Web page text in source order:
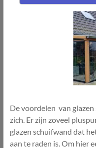
De voordelen van
zich. Er zijn zoveel
glazen schuifwand dat
aan te raden is. Om hier